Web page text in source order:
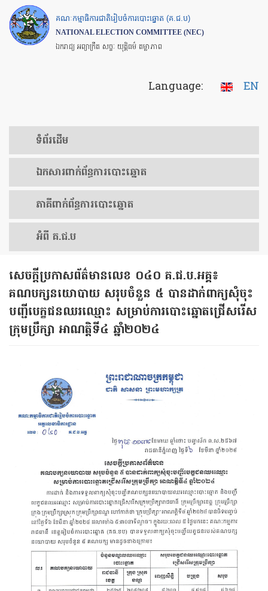
Skip
to
main
គណៈកម្មាធិការជាតិរៀបចំការបោះឆ្នោត (គ.ជ.ប)
NATIONAL ELECTION COMMITTEE (NEC)
ឯករាជ្យ អព្យាក្រឹត សច្ចៈ យុត្តិធម៌ តម្លាភាព
Language: EN
ទំព័រ​ដើម
ឯកសារ​ពាក់ព័ន្ធ​ការ​បោះឆ្នោត
​ភាគីពាក់ព័ន្ធ​​ការ​បោះឆ្នោត
អំពី គ.ជ.ប
សេចក្តីប្រកាសព័ត៌មានលេខ ០៤០ គ.ជ.ប.អគ្គ៖
គណបក្សនយោបាយ សរុបចំនួន ៥ បានដាក់ពាក្យសុំចុះ
បញ្ជីបេក្ខជនឈរឈ្មោះ សម្រាប់ការបោះឆ្នោតជ្រើសរើស
ក្រុមប្រឹក្សា អាណត្តិទី៤ ឆ្នាំ២០២៤